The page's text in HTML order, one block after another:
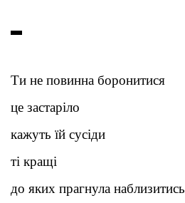
Ти не повинна боронитися
це застаріло
кажуть їй сусіди
ті кращі
до яких прагнула наблизитись